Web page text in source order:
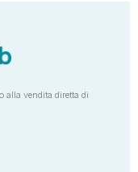
alla vendita diretta di